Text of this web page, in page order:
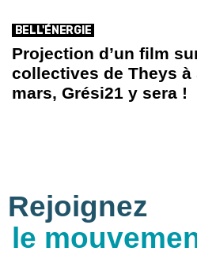
BELL'ÉNERGIE
Projection d’un film
collectives de Theys à
mars, Grési21 y sera !
Rejoignez
le